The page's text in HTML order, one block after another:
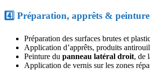
4️⃣ Préparation, apprêts & peinture
Préparation des surfaces brutes et
Application d’apprêts, produits
Peinture du panneau latéral droit, de
Application de vernis sur les zones